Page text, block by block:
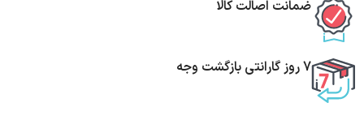
ضمانت اصالت کالا
7 روز گارانتی بازگشت وجه